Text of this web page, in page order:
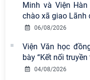
Minh và Viện
chào xã giao Lãnh
06/08/2026
Viện Văn học
bày “Kết nối
04/08/2026
Viện Hàn lâm Khoa
Nam có 02 tác phẩm